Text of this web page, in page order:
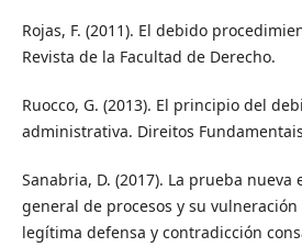
Rojas, F. (2011). El debido
Revista de la Facultad de Derecho.
Ruocco, G. (2013). El principio del
administrativa. Direitos
Sanabria, D. (2017). La prueba
general de procesos y su
legítima defensa y contradicción